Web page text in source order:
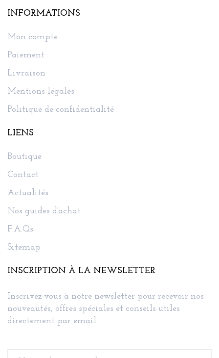
INFORMATIONS
Mon compte
Paiement
Livraison
Mentions légales
Politique de confidentialité
LIENS
Boutique
Contact
Actualités
Nos guides d'achat
F.A.Qs
Sitemap
INSCRIPTION À LA NEWSLETTER
Inscrivez-vous à notre newsletter pour recevoir nos
nouveautés, offres spéciales et conseils utiles
directement par email.